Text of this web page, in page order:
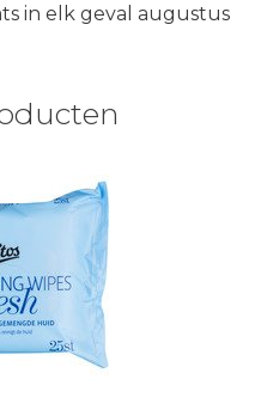
in elk geval augustus